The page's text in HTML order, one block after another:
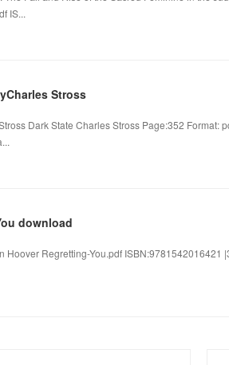
IS...
Stross
Dark State Charles Stross Page:352 Format:
download
Hoover Regretting-You.pdf